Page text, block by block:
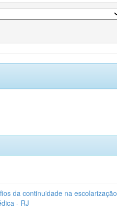
da continuidade na escolarização
- RJ